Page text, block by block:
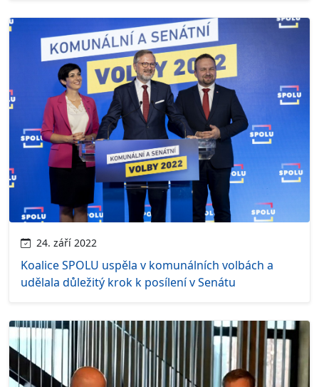
24. září 2022
Koalice SPOLU uspěla v komunálních volbách a
udělala důležitý krok k posílení v Senátu